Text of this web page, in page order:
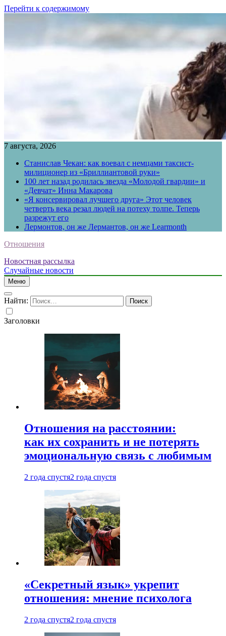
Перейти к содержимому
7 августа, 2026
Станислав Чекан: как воевал с немцами таксист-
милиционер из «Бриллиантовой руки»
100 лет назад родилась звезда «Молодой гвардии» и
«Девчат» Инна Макарова
«Я консервировал лучшего друга» Этот человек
четверть века резал людей на потеху толпе. Теперь
разрежут его
Лермонтов, он же Лермантов, он же Learmonth
Отношения
Новостная рассылка
Случайные новости
Меню
Найти:
Заголовки
Отношения на расстоянии:
как их сохранить и не потерять
эмоциональную связь с любимым
2 года спустя2 года спустя
«Секретный язык» укрепит
отношения: мнение психолога
2 года спустя2 года спустя